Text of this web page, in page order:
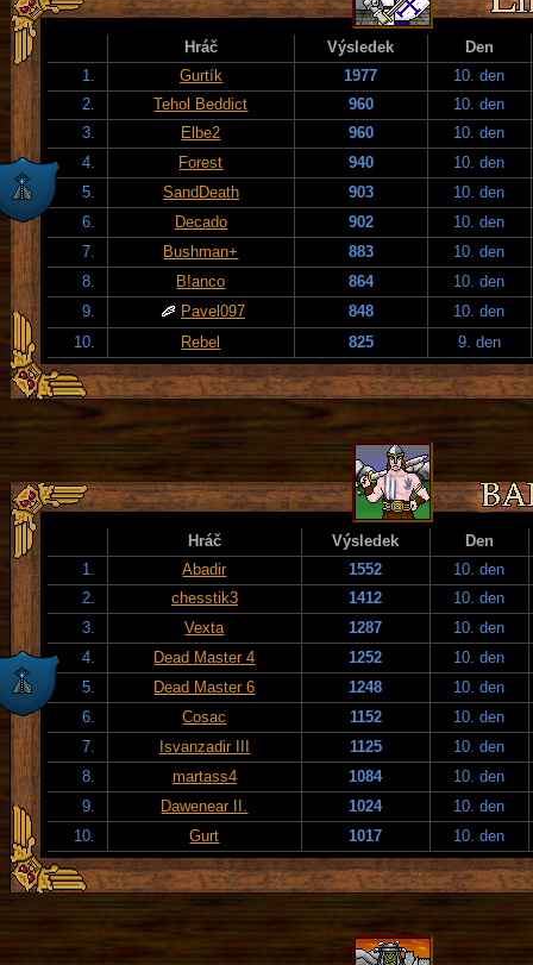
Hráč Výsledek
Den
1.
Gurtík 1977
10. den
2.
Tehol Beddict 960
10. den
3.
Elbe2 960
10. den
4.
Forest 940
10. den
5.
SandDeath 903
10. den
6.
Decado 902
10. den
7.
Bushman+ 883
10. den
8.
B!anco 864
10. den
9.
Pavel097 848
10. den
10.
Rebel 825 9. den
Hráč Výsledek
Den
1.
Abadir 1552
10. den
2.
chesstik3 1412
10. den
3.
Vexta 1287
10. den
4.
Dead Master 4 1252
10. den
5.
Dead Master 6 1248
10. den
6.
Cosac 1152
10. den
7.
Isvanzadir III 1125
10. den
8.
martass4 1084
10. den
9.
Dawenear II. 1024
10. den
10.
Gurt 1017 10. den